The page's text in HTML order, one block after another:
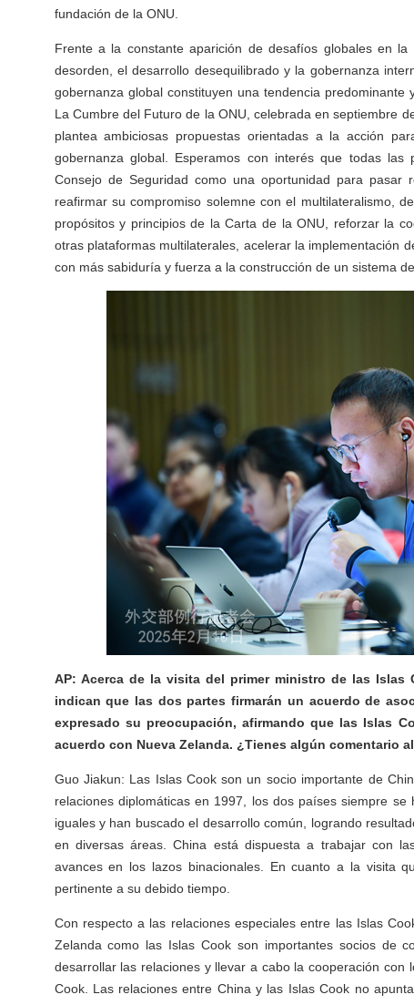
fundación de la ONU.
Frente a la constante aparición de desafíos globales en
desorden, el desarrollo desequilibrado y la gobernanza
gobernanza global constituyen una tendencia
La Cumbre del Futuro de la ONU, celebrada en septiembre
plantea ambiciosas propuestas orientadas a la acción
gobernanza global. Esperamos con interés que todas
Consejo de Seguridad como una oportunidad para pasar
reafirmar su compromiso solemne con el multilateralismo,
propósitos y principios de la Carta de la ONU, reforzar la
otras plataformas multilaterales, acelerar la implementación
con más sabiduría y fuerza a la construcción de un sistema
AP: Acerca de la visita del primer ministro de las Islas
indican que las dos partes firmarán un acuerdo de
expresado su preocupación, afirmando que las Islas
acuerdo con Nueva Zelanda. ¿Tienes algún comentario
Guo Jiakun: Las Islas Cook son un socio importante de
relaciones diplomáticas en 1997, los dos países siempre
iguales y han buscado el desarrollo común, logrando
en diversas áreas. China está dispuesta a trabajar con
avances en los lazos binacionales. En cuanto a la visita
pertinente a su debido tiempo.
Con respecto a las relaciones especiales entre las Islas
Zelanda como las Islas Cook son importantes socios de
desarrollar las relaciones y llevar a cabo la cooperación con
Cook. Las relaciones entre China y las Islas Cook no